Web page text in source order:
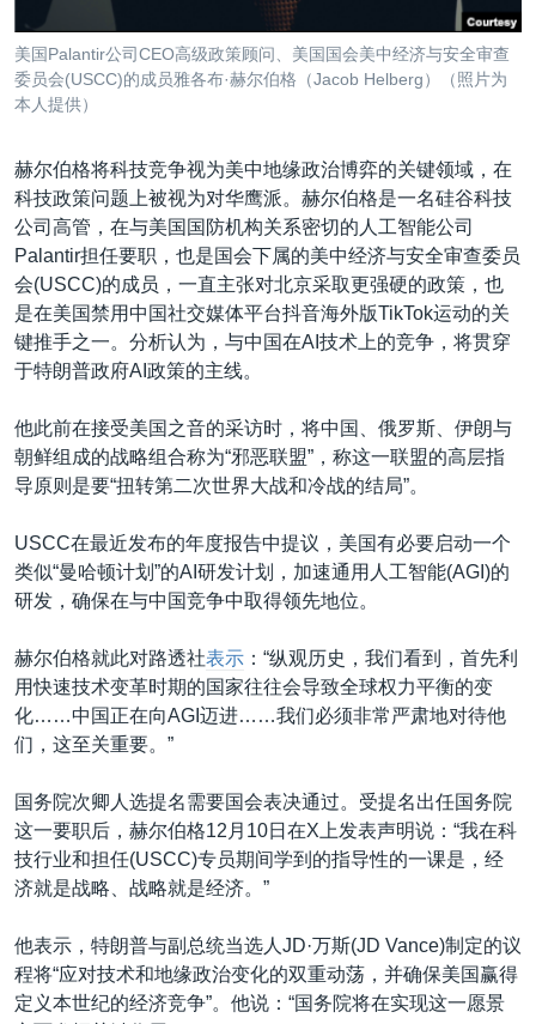
美国Palantir公司CEO高级政策顾问、美国国会美中经济与安全审查
委员会(USCC)的成员雅各布·赫尔伯格（Jacob Helberg）（照片为
本人提供）
赫尔伯格将科技竞争视为美中地缘政治博弈的关键领域，在
科技政策问题上被视为对华鹰派。赫尔伯格是一名硅谷科技
公司高管，在与美国国防机构关系密切的人工智能公司
Palantir担任要职，也是国会下属的美中经济与安全审查委员
会(USCC)的成员，一直主张对北京采取更强硬的政策，也
是在美国禁用中国社交媒体平台抖音海外版TikTok运动的关
键推手之一。分析认为，与中国在AI技术上的竞争，将贯穿
于特朗普政府AI政策的主线。
他此前在接受美国之音的采访时，将中国、俄罗斯、伊朗与
朝鲜组成的战略组合称为“邪恶联盟”，称这一联盟的高层指
导原则是要“扭转第二次世界大战和冷战的结局”。
USCC在最近发布的年度报告中提议，美国有必要启动一个
类似“曼哈顿计划”的AI研发计划，加速通用人工智能(AGI)的
研发，确保在与中国竞争中取得领先地位。
赫尔伯格就此对路透社表示 ：“纵观历史，我们看到，首先利
用快速技术变革时期的国家往往会导致全球权力平衡的变
化……中国正在向AGI迈进……我们必须非常严肃地对待他
们，这至关重要。”
国务院次卿人选提名需要国会表决通过。受提名出任国务院
这一要职后，赫尔伯格12月10日在X上发表声明说：“我在科
技行业和担任(USCC)专员期间学到的指导性的一课是，经
济就是战略、战略就是经济。”
他表示，特朗普与副总统当选人JD·万斯(JD Vance)制定的议
程将“应对技术和地缘政治变化的双重动荡，并确保美国赢得
定义本世纪的经济竞争”。他说：“国务院将在实现这一愿景